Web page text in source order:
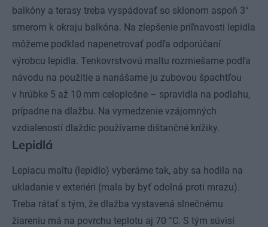
balkóny a terasy treba vyspádovať so sklonom aspoň 3°
smerom k okraju balkóna. Na zlepšenie priľnavosti lepidla
môžeme podklad napenetrovať podľa odporúčaní
výrobcu lepidla. Tenkovrstvovú maltu rozmiešame podľa
návodu na použitie a nanášame ju zubovou špachtľou
v hrúbke 5 až 10 mm celoplošne – spravidla na podlahu,
prípadne na dlažbu. Na vymedzenie vzájomných
vzdialeností dlaždíc používame dištančné krížiky.
Lepidlá
Lepiacu maltu (lepidlo) vyberáme tak, aby sa hodila na
ukladanie v exteriéri (mala by byť odolná proti mrazu).
Treba rátať s tým, že dlažba vystavená slnečnému
žiareniu má na povrchu teplotu aj 70 °C. S tým súvisí